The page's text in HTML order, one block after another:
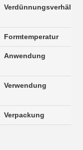
Formtemperatur
Anwendung
Verwendung
Verpackung